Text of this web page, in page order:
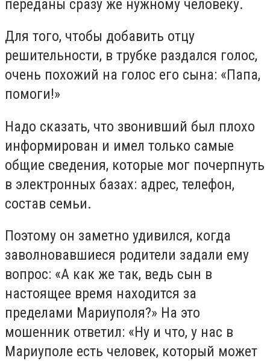
переданы сразу же нужному человеку.
Для того, чтобы добавить отцу
решительности, в трубке раздался голос,
очень похожий на голос его сына: «Папа,
помоги!»
Надо сказать, что звонивший был плохо
информирован и имел только самые
общие сведения, которые мог почерпнуть
в электронных базах: адрес, телефон,
состав семьи.
Поэтому он заметно удивился, когда
заволновавшиеся родители задали ему
вопрос: «А как же так, ведь сын в
настоящее время находится за
пределами Мариуполя?» На это
мошенник ответил: «Ну и что, у нас в
Мариуполе есть человек, который может